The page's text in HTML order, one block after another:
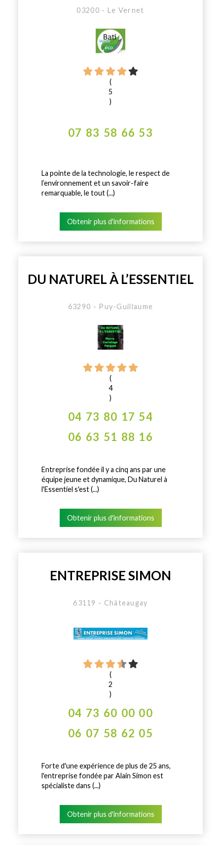
03200 - Le Vernet
(
5
)
07 83 58 66 53
La pointe de la technologie, le respect de
l’environnement et un savoir-faire
remarquable, le tout (...)
Obtenir plus d'informations
DU NATUREL À L’ESSENTIEL
63290 - Puy-Guillaume
(
4
)
04 73 80 17 54
06 63 51 88 16
Entreprise fondée il y a cinq ans par une
équipe jeune et dynamique, Du Naturel à
l'Essentiel s'est (...)
Obtenir plus d'informations
ENTREPRISE SIMON
63119 - Châteaugay
(
2
)
04 73 60 00 00
06 07 58 62 05
Forte d'une expérience de plus de 25 ans,
l'entreprise fondée par Alain Simon est
spécialiste dans (...)
Obtenir plus d'informations